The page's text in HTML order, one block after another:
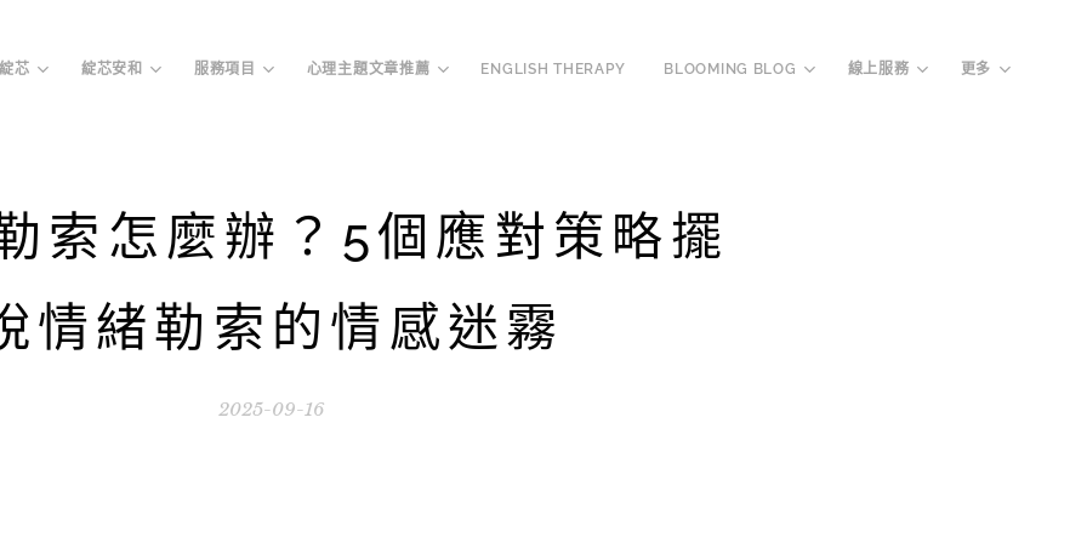
綻芯 綻芯安和 服務項目 心理主題文章推薦 ENGLISH THERAPY BLOOMING BLOG 線上服務 更多
索怎麼辦？5個應對策略擺
情緒勒索的情感迷霧
2025-09-16